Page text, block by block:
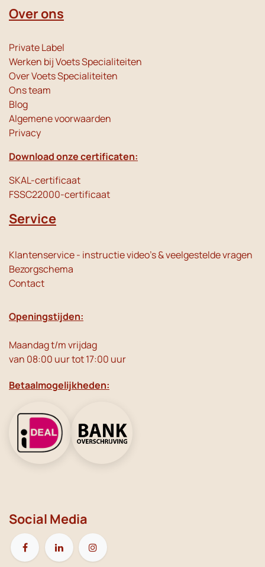
Over ons
Private Label
Werken bij Voets Specialiteiten
Over Voets Specialiteiten
Ons team
Blog
Algemene voorwaarden
Privacy
Download onze certificaten:
SKAL-certificaat
FSSC22000-certificaat
Service
Klantenservice - instructie video's & veelgestelde vragen
Bezorgschema
Contact
Openingstijden:
Maandag t/m vrijdag
van 08:00 uur tot 17:00 uur
Betaalmogelijkheden:
Social Media